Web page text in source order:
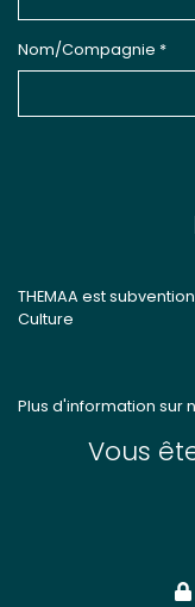
Nom/Compagnie *
THEMAA est
Culture
Plus d'information sur
Vous